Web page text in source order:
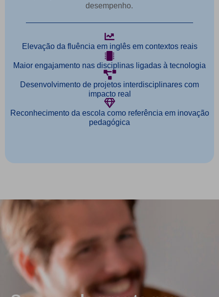
desempenho.
Elevação da fluência em inglês em contextos reais
Maior engajamento nas disciplinas ligadas à tecnologia
Desenvolvimento de projetos interdisciplinares com
impacto real
Reconhecimento da escola como referência em inovação
pedagógica